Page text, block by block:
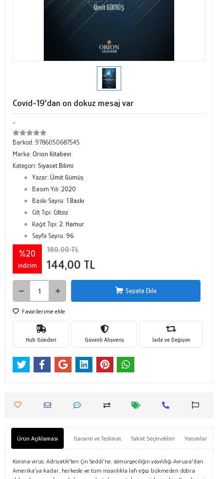
Covid-19'dan on dokuz mesaj var
-
Barkod: 9786050687545
Marka: Orion Kitabevi
Kategori: Siyaset Bilimi
Yazar: Ümit Gümüş
Basım Yılı: 2020
Baskı Sayısı: 1.Baskı
Cilt Tipi: Ciltsiz
Kağıt Tipi: 2. Hamur
Sayfa Sayısı: 96
%20
indirim
180,00 TL
144,00 TL
Sepete Ekle
Favorilerime ekle
Hızlı Gönderi Güvenli Alışveriş İade ve Değişim
Ürün Açıklaması Garanti ve Teslimat Taksit Seçenekleri Yorumlar
Korona virüs; Adriyatik'ten Çin Seddi'ne, sömürgeciliğin yayıldığı Avrupa'dan
Amerika'ya kadar, herkesle ve tüm insanlıkla lafı eğip bükmeden dobra